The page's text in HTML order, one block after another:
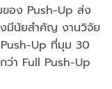
ของ Push-Up ส่ง
มีนัยสำคัญ งานวิจัย
Up ที่มุม 30
ว่า Full Push-Up